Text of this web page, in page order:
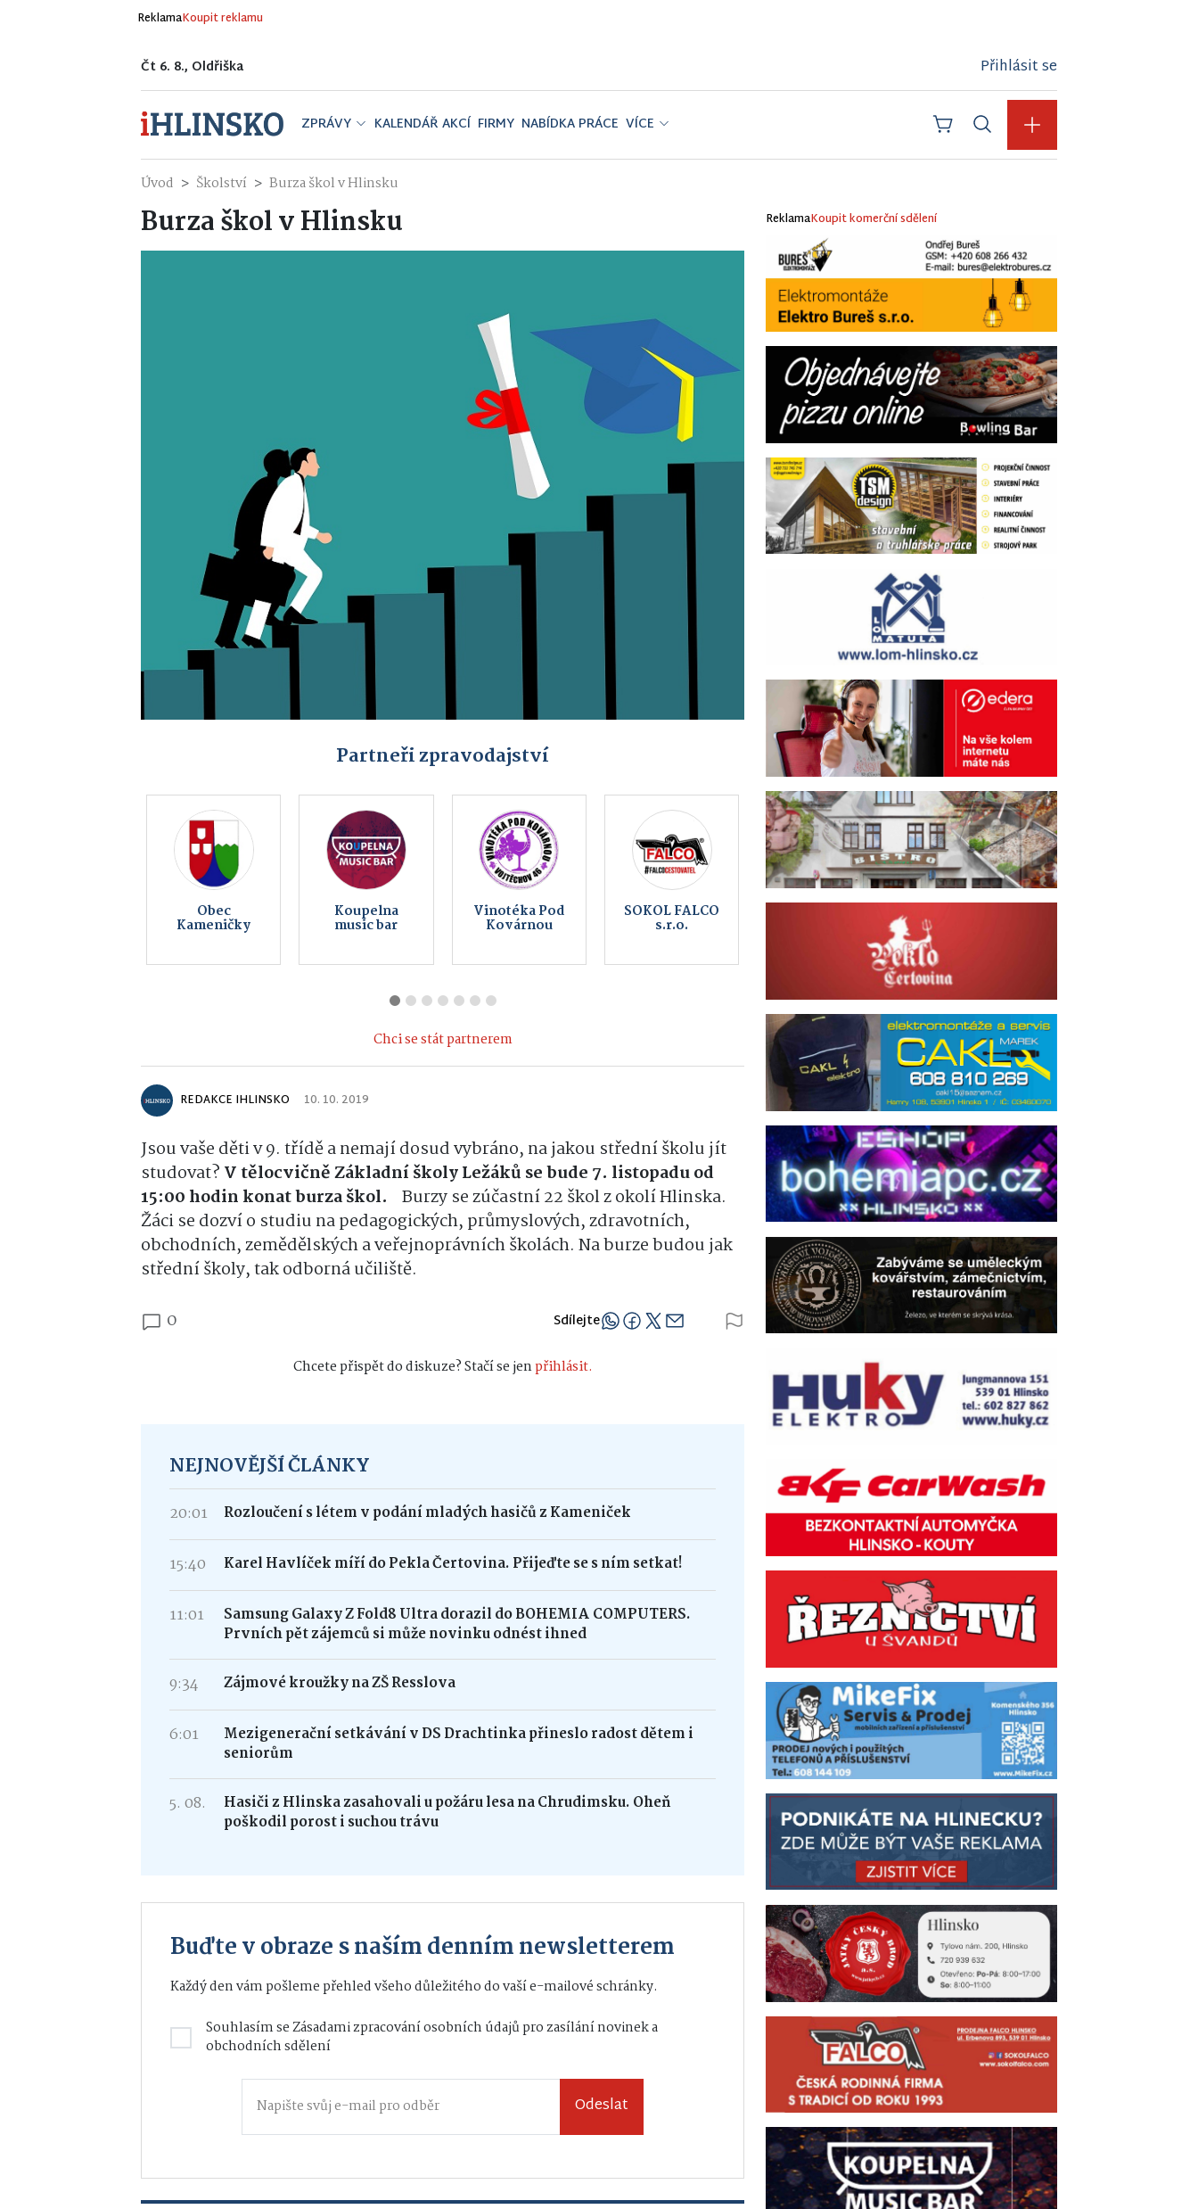
ReklamaKoupit reklamu
Čt 6. 8., Oldřiška Přihlásit se
ZPRÁVY KALENDÁŘ AKCÍ FIRMY NABÍDKA PRÁCE VÍCE
Úvod Školství Burza škol v Hlinsku
Burza škol v Hlinsku
Partneři zpravodajství
Peklo
Čertovina
Pujc-auto.cz EDERA Group
a.s.
Vaše reklama
zde od 990 Kč
Chci se stát partnerem
REDAKCE IHLINSKO 10. 10. 2019
Jsou vaše děti v 9. třídě a nemají dosud vybráno, na jakou střední školu jít
studovat? V tělocvičně Základní školy Ležáků se bude 7. listopadu od
15:00 hodin konat burza škol. Burzy se zúčastní 22 škol z okolí Hlinska.
Žáci se dozví o studiu na pedagogických, průmyslových, zdravotních,
obchodních, zemědělských a veřejnoprávních školách. Na burze budou jak
střední školy, tak odborná učiliště.
0
Sdílejte
Chcete přispět do diskuze? Stačí se jenpřihlásit.
NEJNOVĚJŠÍ ČLÁNKY
20:01 Rozloučení s létem v podání mladých hasičů z Kameniček
15:40 Karel Havlíček míří do Pekla Čertovina. Přijeďte se s ním setkat!
11:01
Samsung Galaxy Z Fold8 Ultra dorazil do BOHEMIA COMPUTERS.
Prvních pět zájemců si může novinku odnést ihned
9:34 Zájmové kroužky na ZŠ Resslova
6:01
Mezigenerační setkávání v DS Drachtinka přineslo radost dětem i
seniorům
5. 08.
Hasiči z Hlinska zasahovali u požáru lesa na Chrudimsku. Oheň
poškodil porost i suchou trávu
Buďte v obraze s naším denním newsletterem
Každý den vám pošleme přehled všeho důležitého do vaší e-mailové schránky.
Souhlasím seZásadami zpracování osobních údajůpro zasílání novinek a
obchodních sdělení
Odeslat
ReklamaKoupit komerční sdělení